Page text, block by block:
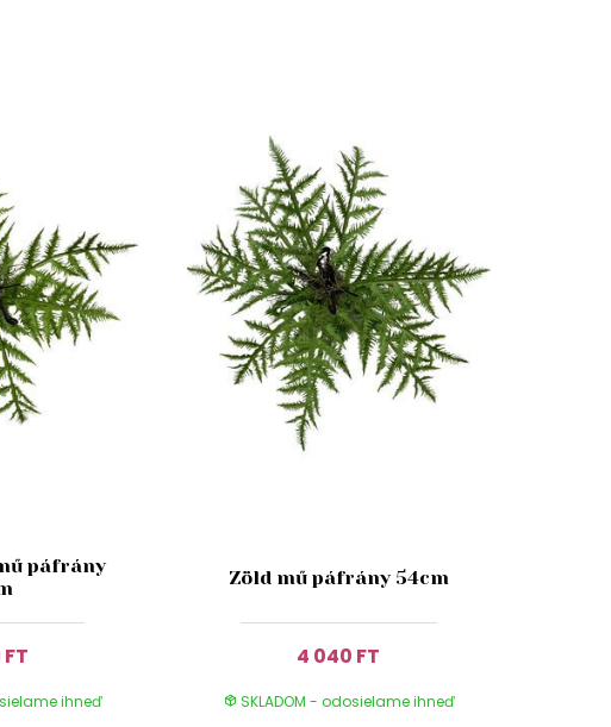
páfrány
ihneď
Zöld mű páfrány 54cm
4 040 FT
SKLADOM - odosielame ihneď